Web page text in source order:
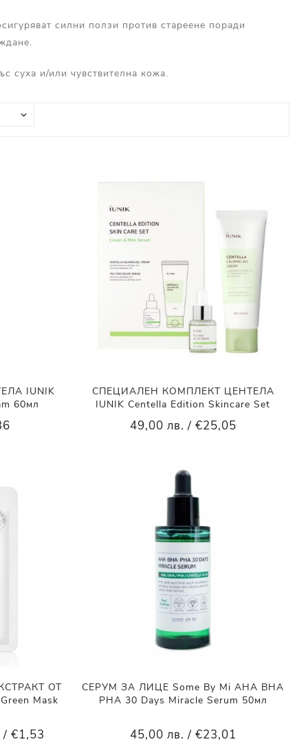
силни ползи против стареене поради
суха и/или чувствителна кожа.
IUNIK
60мл
СПЕЦИАЛЕН КОМПЛЕКТ ЦЕНТЕЛА
IUNIK Centella Edition Skincare Set
49,00 лв. / €25,05
ОТ
Mask
/ €1,53
СЕРУМ ЗА ЛИЦЕ Some By Mi AHA BHA
PHA 30 Days Miracle Serum 50мл
45,00 лв. / €23,01